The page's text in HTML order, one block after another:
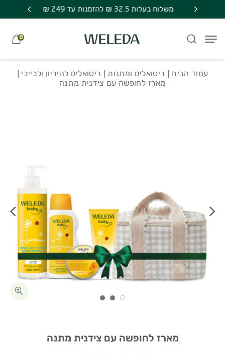
Skip to Content
משלוח בעלות 32.5 ₪ להזמנות עד 249 ₪
0
עמוד הבית ריטואלים ומתנות ריטואלים להיריון ולבייבי
מארז לחופשה עם צידנית מתנה
מארז לחופשה עם צידנית מתנה
מידע נוסף על המוצר
בחזרה למעלה